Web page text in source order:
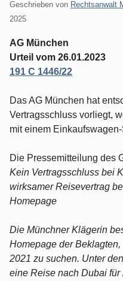
Geschrieben von Rechtsanwalt
2025
AG München
Urteil vom 26.01.2023
191 C 1446/22
Das AG München hat
Vertragsschluss vorliegt,
mit einem
Die Pressemitteilung des
Kein Vertragsschluss bei
wirksamer Reisevertrag
Homepage
Die Münchner Klägerin
Homepage der
2021 zu suchen. Unter
eine Reise nach Dubai